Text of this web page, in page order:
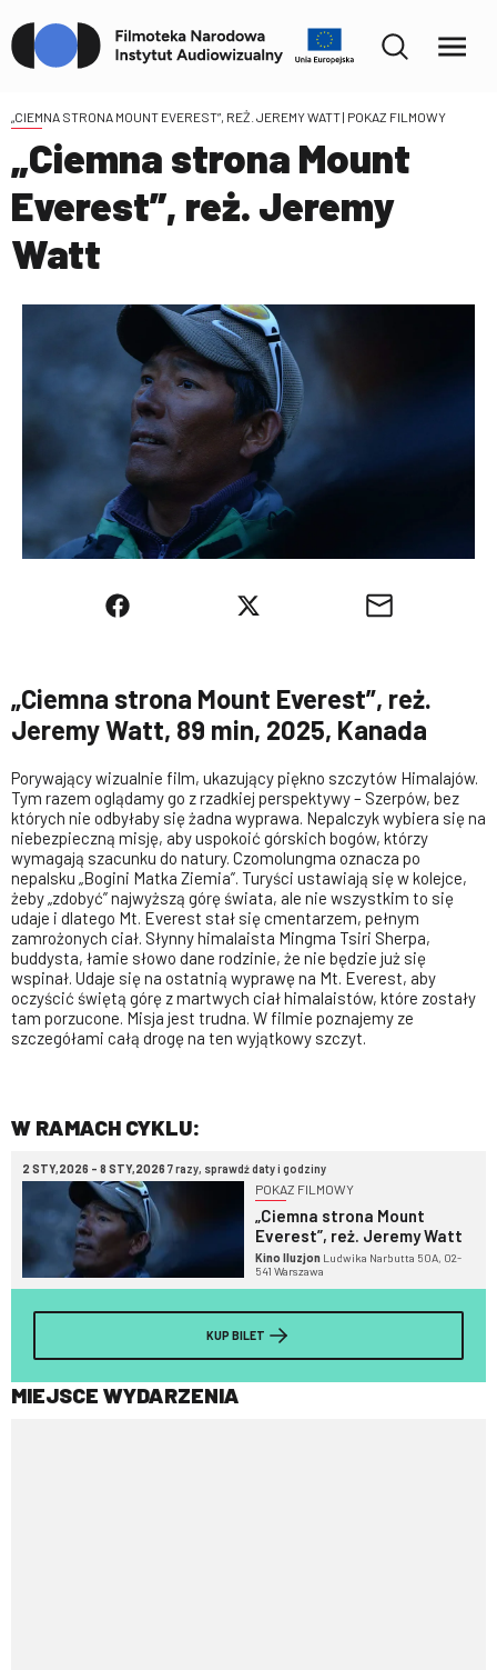
„CIEMNA STRONA MOUNT EVEREST”, REŻ. JEREMY WATT| POKAZ FILMOWY
„Ciemna strona Mount
Everest”, reż. Jeremy
Watt
„Ciemna strona Mount Everest”, reż.
Jeremy Watt, 89 min, 2025, Kanada
Porywający wizualnie film, ukazujący piękno szczytów Himalajów.
Tym razem oglądamy go z rzadkiej perspektywy – Szerpów, bez
których nie odbyłaby się żadna wyprawa. Nepalczyk wybiera się na
niebezpieczną misję, aby uspokoić górskich bogów, którzy
wymagają szacunku do natury. Czomolungma oznacza po
nepalsku „Bogini Matka Ziemia”. Turyści ustawiają się w kolejce,
żeby „zdobyć” najwyższą górę świata, ale nie wszystkim to się
udaje i dlatego Mt. Everest stał się cmentarzem, pełnym
zamrożonych ciał. Słynny himalaista Mingma Tsiri Sherpa,
buddysta, łamie słowo dane rodzinie, że nie będzie już się
wspinał. Udaje się na ostatnią wyprawę na Mt. Everest, aby
oczyścić świętą górę z martwych ciał himalaistów, które zostały
tam porzucone. Misja jest trudna. W filmie poznajemy ze
szczegółami całą drogę na ten wyjątkowy szczyt.
W RAMACH CYKLU:
2 STY,2026 - 8 STY,2026 7 razy, sprawdź daty i godziny
POKAZ FILMOWY
„Ciemna strona Mount
Everest”, reż. Jeremy Watt
Kino Iluzjon Ludwika Narbutta 50A, 02-
541 Warszawa
KUP BILET
MIEJSCE WYDARZENIA